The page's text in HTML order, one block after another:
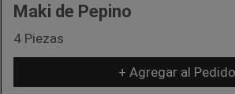
Maki de Pepino
4 Piezas
+ Agregar al Pedido